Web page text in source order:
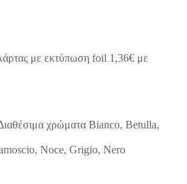
με εκτύπωση foil 1,36€ με
χρώματα Bianco, Betulla,
Noce, Grigio, Nero